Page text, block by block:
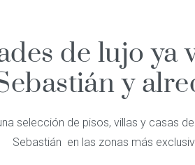
de lujo ya
y
selección de pisos, villas y casas
Sebastián en las zonas más